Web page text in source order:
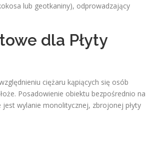
lub geotkaniny), odprowadzający
dla Płyty
ciężaru kąpiących się osób
Posadowienie obiektu bezpośrednio na
wylanie monolitycznej, zbrojonej płyty